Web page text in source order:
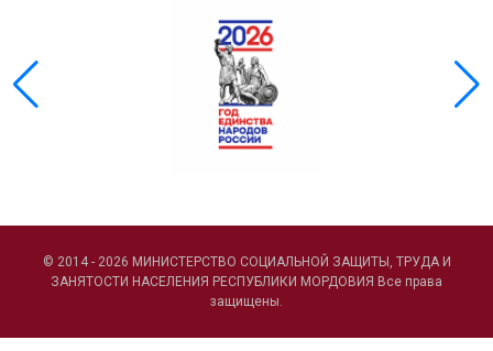
Настройки по умолчанию
© 2014 - 2026 МИНИСТЕРСТВО СОЦИАЛЬНОЙ ЗАЩИТЫ, ТРУДА И
ЗАНЯТОСТИ НАСЕЛЕНИЯ РЕСПУБЛИКИ МОРДОВИЯ Все права
защищены.